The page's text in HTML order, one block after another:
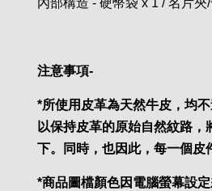
內部構造 - 硬幣袋 x 1 / 名片夾
注意事項-
*所使用皮革為天然牛皮，均
以保持皮革的原始自然紋路
下。同時，也因此，每一個皮
*商品圖檔顏色因電腦螢幕設